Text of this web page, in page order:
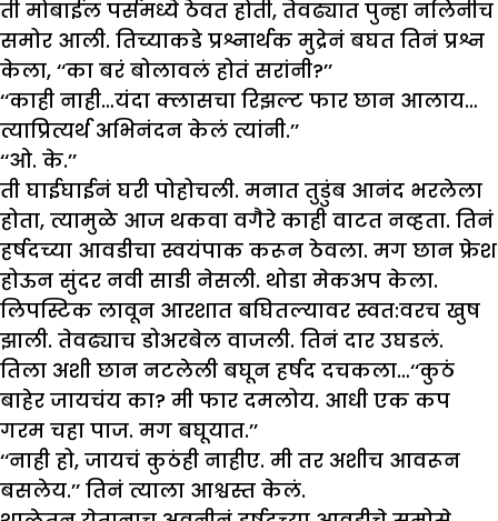
ती मोबाईल पर्समध्ये ठेवत होती, तेवढ्यात पुन्हा नलिनीच
समोर आली. तिच्याकडे प्रश्नार्थक मुद्रेनं बघत तिनं प्रश्न
केला, ‘‘का बरं बोलावलं होतं सरांनी?’’
‘‘काही नाही…यंदा क्लासचा रिझल्ट फार छान आलाय…
त्याप्रित्यर्थ अभिनंदन केलं त्यांनी.’’
‘‘ओ. के.’’
ती घाईघाईनं घरी पोहोचली. मनात तुडुंब आनंद भरलेला
होता, त्यामुळे आज थकवा वगैरे काही वाटत नव्हता. तिनं
हर्षदच्या आवडीचा स्वयंपाक करून ठेवला. मग छान फ्रेश
होऊन सुंदर नवी साडी नेसली. थोडा मेकअप केला.
लिपस्टिक लावून आरशात बघितल्यावर स्वत:वरच खुष
झाली. तेवढ्याच डोअरबेल वाजली. तिनं दार उघडलं.
तिला अशी छान नटलेली बघून हर्षद दचकला…‘‘कुठं
बाहेर जायचंय का? मी फार दमलोय. आधी एक कप
गरम चहा पाज. मग बघूयात.’’
‘‘नाही हो, जायचं कुठंही नाहीए. मी तर अशीच आवरून
बसलेय.’’ तिनं त्याला आश्वस्त केलं.